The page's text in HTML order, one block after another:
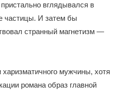
вглядывался в
частицы. И затем бы
странный магнетизм —
мужчины, хотя
романа образ главной